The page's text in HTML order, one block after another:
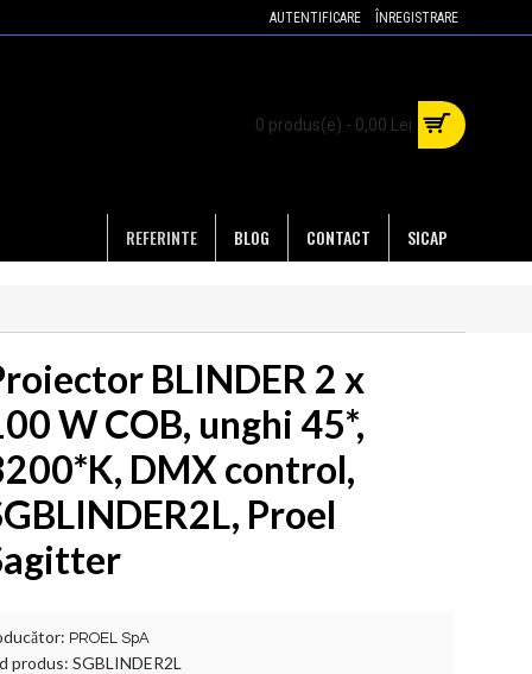
AUTENTIFICARE ÎNREGISTRARE
0 produs(e) - 0,00 Lei
SICAP
CONTACT
BLOG
REFERINTE
BLINDER 2 x
W COB, unghi 45*,
DMX control,
Proel
PROEL SpA
produs: SGBLINDER2L